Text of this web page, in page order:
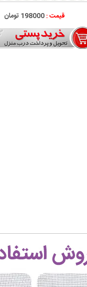
قیمت :198000 تومان